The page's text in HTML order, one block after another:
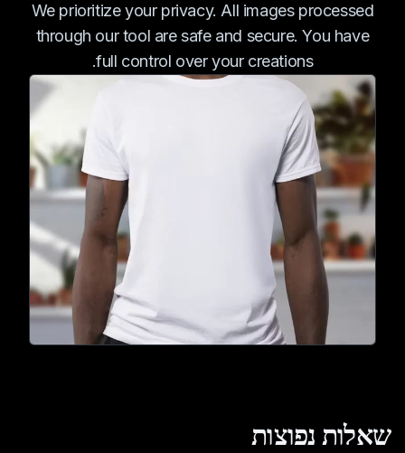
We prioritize your privacy. All images processed
through our tool are safe and secure. You have
full control over your creations.
שאלות נפוצות